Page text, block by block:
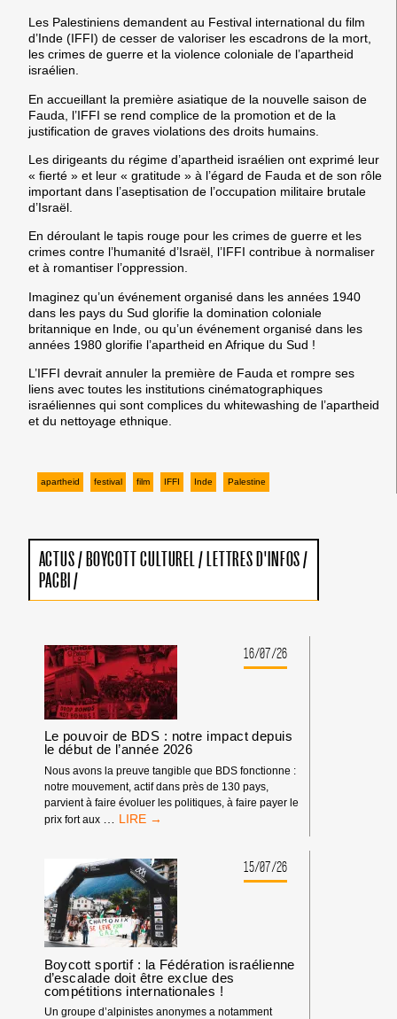
Les Palestiniens demandent au Festival international du film
d’Inde (IFFI) de cesser de valoriser les escadrons de la mort,
les crimes de guerre et la violence coloniale de l’apartheid
israélien.
En accueillant la première asiatique de la nouvelle saison de
Fauda, l’IFFI se rend complice de la promotion et de la
justification de graves violations des droits humains.
Les dirigeants du régime d’apartheid israélien ont exprimé leur
« fierté » et leur « gratitude » à l’égard de Fauda et de son rôle
important dans l’aseptisation de l’occupation militaire brutale
d’Israël.
En déroulant le tapis rouge pour les crimes de guerre et les
crimes contre l’humanité d’Israël, l’IFFI contribue à normaliser
et à romantiser l’oppression.
Imaginez qu’un événement organisé dans les années 1940
dans les pays du Sud glorifie la domination coloniale
britannique en Inde, ou qu’un événement organisé dans les
années 1980 glorifie l’apartheid en Afrique du Sud !
L’IFFI devrait annuler la première de Fauda et rompre ses
liens avec toutes les institutions cinématographiques
israéliennes qui sont complices du whitewashing de l’apartheid
et du nettoyage ethnique.
apartheid festival film IFFI Inde Palestine
ACTUS/ BOYCOTT CULTUREL / LETTRES D'INFOS/
PACBI /
16/07/26
Le pouvoir de BDS : notre impact depuis
le début de l’année 2026
Nous avons la preuve tangible que BDS fonctionne :
notre mouvement, actif dans près de 130 pays,
parvient à faire évoluer les politiques, à faire payer le
prix fort aux
LE
BDS
:
NOTRE
IMPACT
DEPUIS
LE
DÉBUT
DE
L’ANNÉE
2026
15/07/26
Boycott sportif : la Fédération israélienne
d’escalade doit être exclue des
compétitions internationales !
Un groupe d’alpinistes anonymes a notamment